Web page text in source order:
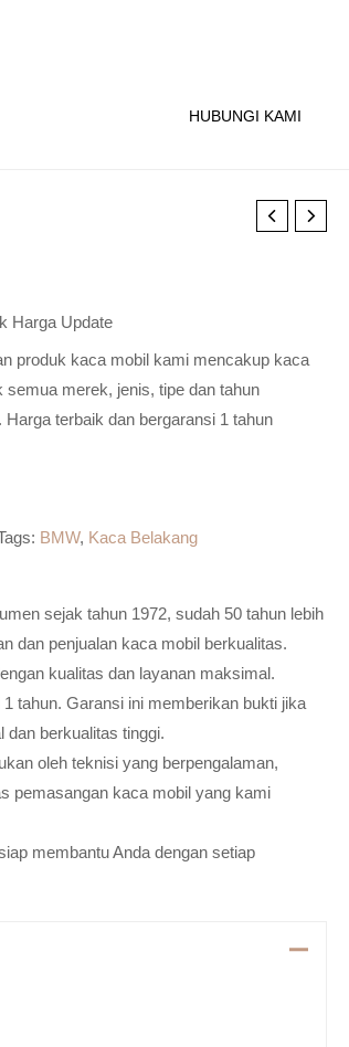
HUBUNGI KAMI
Harga Update
produk kaca mobil kami mencakup kaca
merek, jenis, tipe dan tahun
terbaik dan bergaransi 1 tahun
BMW, Kaca Belakang
sejak tahun 1972, sudah 50 tahun lebih
dan penjualan kaca mobil berkualitas.
kualitas dan layanan maksimal.
tahun. Garansi ini memberikan bukti jika
dan berkualitas tinggi.
oleh teknisi yang berpengalaman,
pemasangan kaca mobil yang kami
membantu Anda dengan setiap